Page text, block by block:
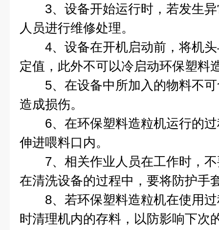
3、设备开始运行时，若发生异
人员进行维修处理。
4、设备在开机启动前，将机头
定值，此外不可以冷启动环保塑料
5、在设备中所加入的物料不可
造成损伤。
6、在环保塑料造粒机运行的过
伸进喂料口内。
7、相关作业人员在工作时，不
在清洗设备的过程中，要将防护手
8、若环保塑料造粒机在使用过
时清理机内的存料，以防影响下次